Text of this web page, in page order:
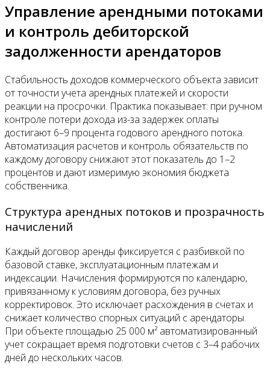
Управление арендными потоками
и контроль дебиторской
задолженности арендаторов
Стабильность доходов коммерческого объекта зависит
от точности учета арендных платежей и скорости
реакции на просрочки. Практика показывает: при ручном
контроле потери дохода из-за задержек оплаты
достигают 6–9 процента годового арендного потока.
Автоматизация расчетов и контроль обязательств по
каждому договору снижают этот показатель до 1–2
процентов и дают измеримую экономия бюджета
собственника.
Структура арендных потоков и прозрачность
начислений
Каждый договор аренды фиксируется с разбивкой по
базовой ставке, эксплуатационным платежам и
индексации. Начисления формируются по календарю,
привязанному к условиям договора, без ручных
корректировок. Это исключает расхождения в счетах и
снижает количество спорных ситуаций с арендаторы.
При объекте площадью 25 000 м² автоматизированный
учет сокращает время подготовки счетов с 3–4 рабочих
дней до нескольких часов.